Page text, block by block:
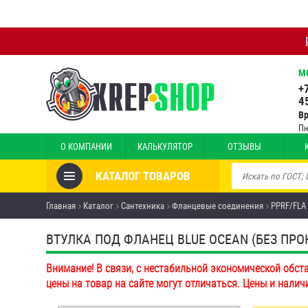
О КОМПАНИИ КАЛЬКУЛЯТОР ОТЗЫВЫ
КАТАЛОГ ТОВАРОВ
Товары со скидкой
Анкеры
Антивандальный крепёж,
инструмент
Болты и винты
Главная Каталог Сантехника Фланцевые соединения PPRF/FLA
ВТУЛКА ПОД ФЛАНЕЦ BLUE OCEAN (БЕЗ
Внимание! В связи, с нестабильной экономической
цены на товар на сайте могут отличаться. Цены и